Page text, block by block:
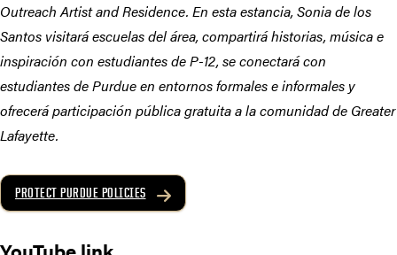
Outreach Artist and Residence. En esta estancia, Sonia de los
Santos visitará escuelas del área, compartirá historias, música e
inspiración con estudiantes de P-12, se conectará con
estudiantes de Purdue en entornos formales e informales y
ofrecerá participación pública gratuita a la comunidad de Greater
Lafayette.
PROTECT PURDUE POLICIES